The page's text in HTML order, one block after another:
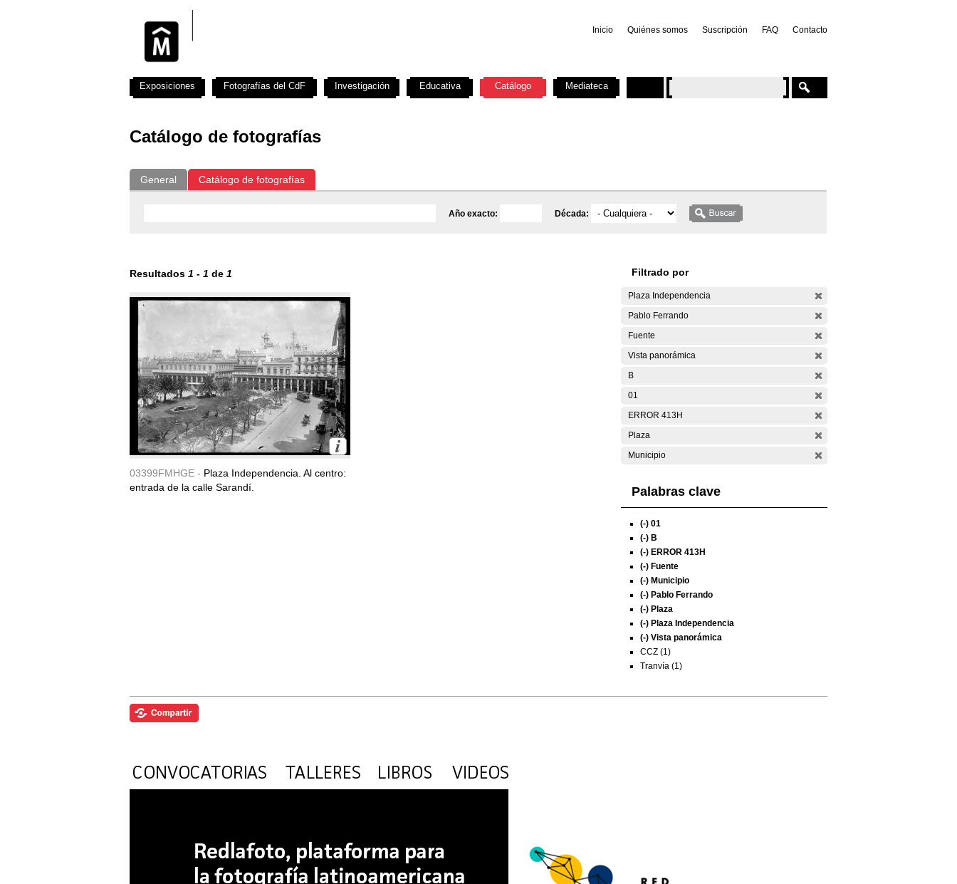
Inicio Quiénes somos Suscripción FAQ Contacto
Catálogo de fotografías
General Catálogo de fotografías
Año exacto: Década:
Resultados 1 - 1 de 1
03399FMHGE - Plaza Independencia. Al centro:
entrada de la calle Sarandí.
Filtrado por
Plaza Independencia
Pablo Ferrando
Fuente
Vista panorámica
B
01
ERROR 413H
Plaza
Municipio
Palabras clave
(-) 01
(-) B
(-) ERROR 413H
(-) Fuente
(-) Municipio
(-) Pablo Ferrando
(-) Plaza
(-) Plaza Independencia
(-) Vista panorámica
CCZ (1)
Tranvía (1)
Exposiciones Fotografías del CdF Investigación Educativa Catálogo Mediateca